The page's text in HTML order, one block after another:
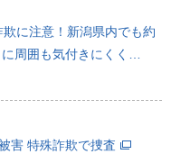
に注意！新潟県内でも約
周囲も気付きにくく…
害 特殊詐欺で捜査